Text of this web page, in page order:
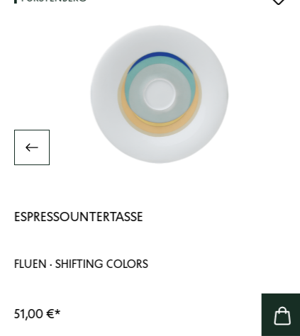
ESPRESSOUNTERTASSE
FLUEN · SHIFTING COLORS
51,00 €*